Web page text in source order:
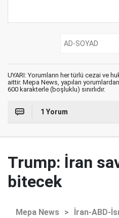
UYARI: Yorumların her türlü cezai ve
aittir. Mepa News, yapılan
600 karakterle (boşluklu) sınırlıdır.
1 Yorum
Trump: İran
bitecek
Mepa News > İran-ABD-